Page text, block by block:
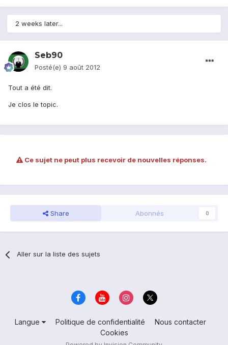
2 weeks later...
Seb90
Posté(e) 9 août 2012
Tout a été dit.
Je clos le topic.
Ce sujet ne peut plus recevoir de nouvelles réponses.
Share Abonnés 0
Aller sur la liste des sujets
Langue Politique de confidentialité
Nous contacter
Cookies